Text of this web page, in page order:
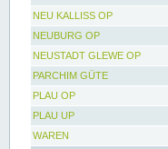
NEU KALLISS OP
NEUBURG OP
NEUSTADT GLEWE OP
PARCHIM GÜTE
PLAU OP
PLAU UP
WAREN